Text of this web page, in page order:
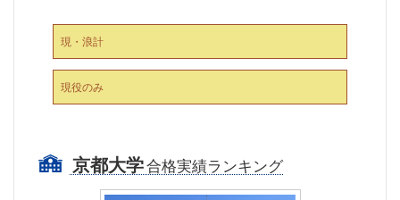
現・浪計
現役のみ
京都大学合格実績ランキング